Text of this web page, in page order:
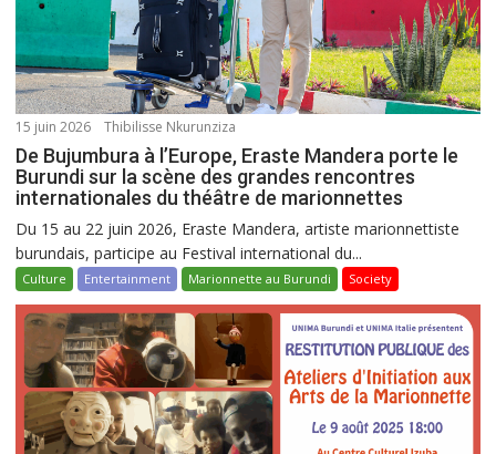
15 juin 2026 Thibilisse Nkurunziza
De Bujumbura à l’Europe, Eraste Mandera porte le
Burundi sur la scène des grandes rencontres
internationales du théâtre de marionnettes
Du 15 au 22 juin 2026, Eraste Mandera, artiste marionnettiste
burundais, participe au Festival international du...
Culture Entertainment Marionnette au Burundi Society